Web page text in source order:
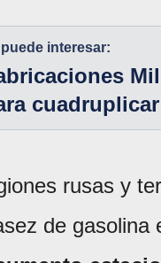
puede interesar:
rusas y
de